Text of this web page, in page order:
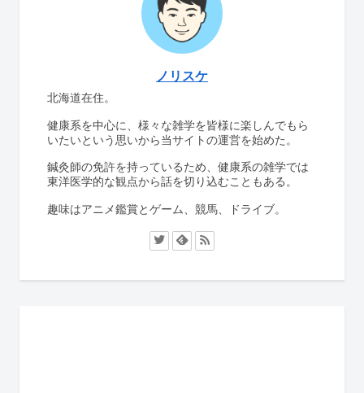
ノリスケ
北海道在住。
健康系を中心に、様々な雑学を皆様に楽しんでもら
いたいという思いから当サイトの運営を始めた。
鍼灸師の免許を持っているため、健康系の雑学では
東洋医学的な観点から話を切り込むこともある。
趣味はアニメ鑑賞とゲーム、競馬、ドライブ。